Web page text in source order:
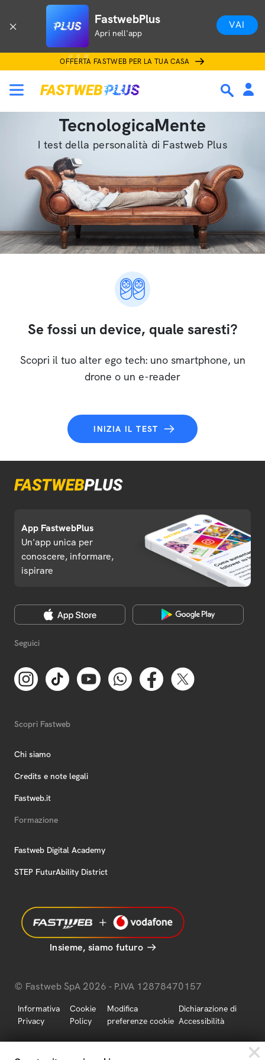
FastwebPlus
Apri nell'app
VAI
OFFERTA FASTWEB PER LA TUA CASA
TecnologicaMente
I test della personalità di Fastweb Plus
Se fossi un device, quale saresti?
Scopri il tuo alter ego tech: uno smartphone, un
drone o un e-reader
INIZIA IL TEST
App FastwebPlus
Un'app unica per
conoscere, informare,
ispirare
Seguici
Scopri Fastweb
Chi siamo
Credits e note legali
Fastweb.it
Formazione
Fastweb Digital Academy
STEP FuturAbility District
Insieme, siamo futuro
© Fastweb SpA 2026 - P.IVA 12878470157
Informativa
Privacy
Cookie
Policy
Modifica
preferenze cookie
Dichiarazione di
Accessibilità